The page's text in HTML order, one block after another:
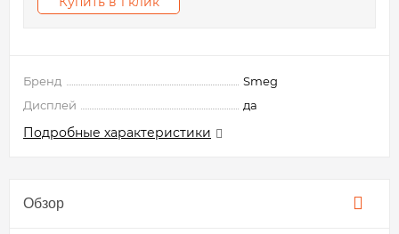
Бренд
Smeg
Дисплей
да
Подробные характеристики
Обзор